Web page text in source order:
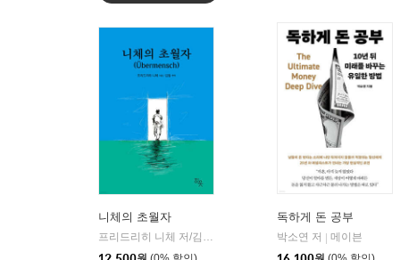
니체의 초월자
프리드리히 니체 저/김철 편역
독하게 돈 공부
박소연 저
메이븐